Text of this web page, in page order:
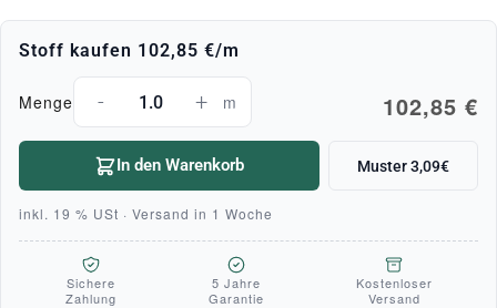
Stoff kaufen 102,85 €/m
Menge - + m 102,85 €
In den Warenkorb Muster 3,09€
inkl. 19 % USt · Versand in 1 Woche
Sichere
Zahlung
5 Jahre
Garantie
Kostenloser
Versand